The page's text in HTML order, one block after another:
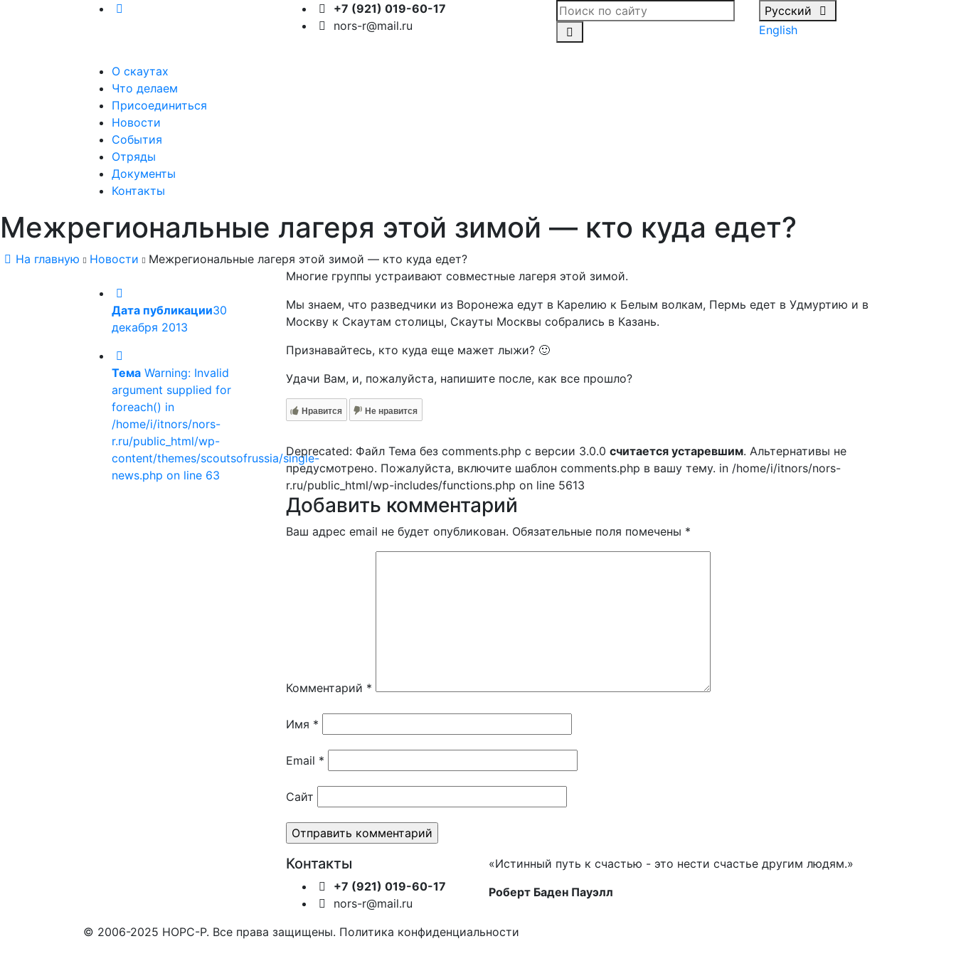
+7 (921) 019-60-17
nors-r@mail.ru
Русский
English
О скаутах
Что делаем
Присоединиться
Новости
События
Отряды
Документы
Контакты
Межрегиональные лагеря этой зимой — кто куда едет?
На главную Новости Межрегиональные лагеря этой зимой — кто куда едет?
Дата публикации30
декабря 2013
Тема Warning: Invalid
argument supplied for
foreach() in
/home/i/itnors/nors-
r.ru/public_html/wp-
content/themes/scoutsofrussia/single-
news.php on line 63
Многие группы устраивают совместные лагеря этой зимой.
Мы знаем, что разведчики из Воронежа едут в Карелию к Белым волкам, Пермь едет в Удмуртию и в
Москву к Скаутам столицы, Скауты Москвы собрались в Казань.
Признавайтесь, кто куда еще мажет лыжи? 🙂
Удачи Вам, и, пожалуйста, напишите после, как все прошло?
Нравится Не нравится
Deprecated: Файл Тема без comments.php с версии 3.0.0 считается устаревшим. Альтернативы не
предусмотрено. Пожалуйста, включите шаблон comments.php в вашу тему. in /home/i/itnors/nors-
r.ru/public_html/wp-includes/functions.php on line 5613
Добавить комментарий
Ваш адрес email не будет опубликован. Обязательные поля помечены *
Комментарий *
Имя *
Email *
Сайт
Контакты
+7 (921) 019-60-17
nors-r@mail.ru
«Истинный путь к счастью - это нести счастье другим людям.»
Роберт Баден Пауэлл
© 2006-2025 НОРС-Р. Все права защищены. Политика конфиденциальности